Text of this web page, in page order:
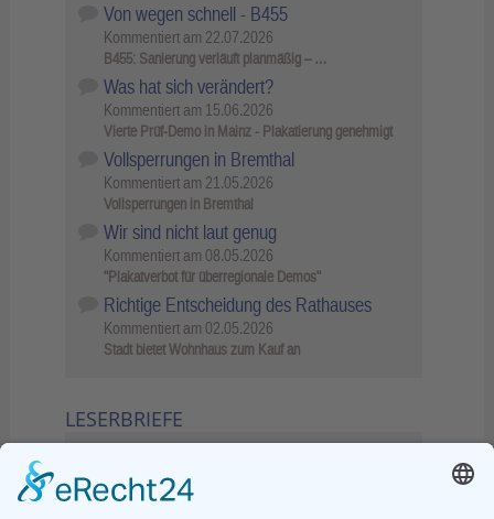
Von wegen schnell - B455
Kommentiert am 22.07.2026
B455: Sanierung verläuft planmäßig – …
Was hat sich verändert?
Kommentiert am 15.06.2026
Vierte Prüf-Demo in Mainz - Plakatierung genehmigt
Vollsperrungen in Bremthal
Kommentiert am 21.05.2026
Vollsperrungen in Bremthal
Wir sind nicht laut genug
Kommentiert am 08.05.2026
"Plakatverbot für überregionale Demos"
Richtige Entscheidung des Rathauses
Kommentiert am 02.05.2026
Stadt bietet Wohnhaus zum Kauf an
LESERBRIEFE
Sperrung B455: Kleiner
Grenzverkehr statt weite Wege